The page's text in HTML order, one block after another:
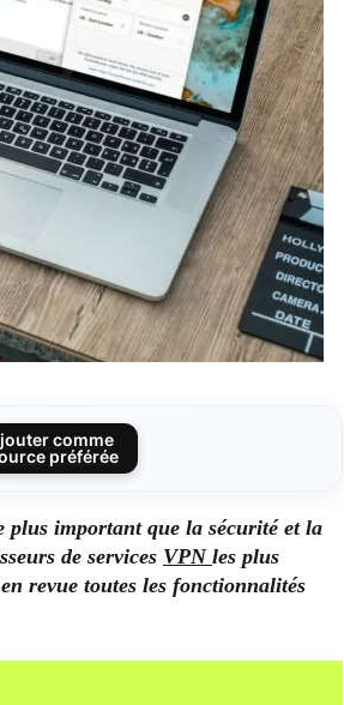
comme
préférée
plus important que la sécurité et la
de services VPN les plus
revue toutes les fonctionnalités